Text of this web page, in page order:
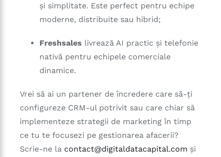
și simplitate. Este perfect pentru echipe
moderne, distribuite sau hibrid;
Freshsales livrează AI practic și telefonie
nativă pentru echipele comerciale
dinamice.
Vrei să ai un partener de încredere care să-ți
configureze CRM-ul potrivit sau care chiar să
implementeze strategii de marketing în timp
ce tu te focusezi pe gestionarea afacerii?
Scrie-ne la contact@digitaldatacapital.com și